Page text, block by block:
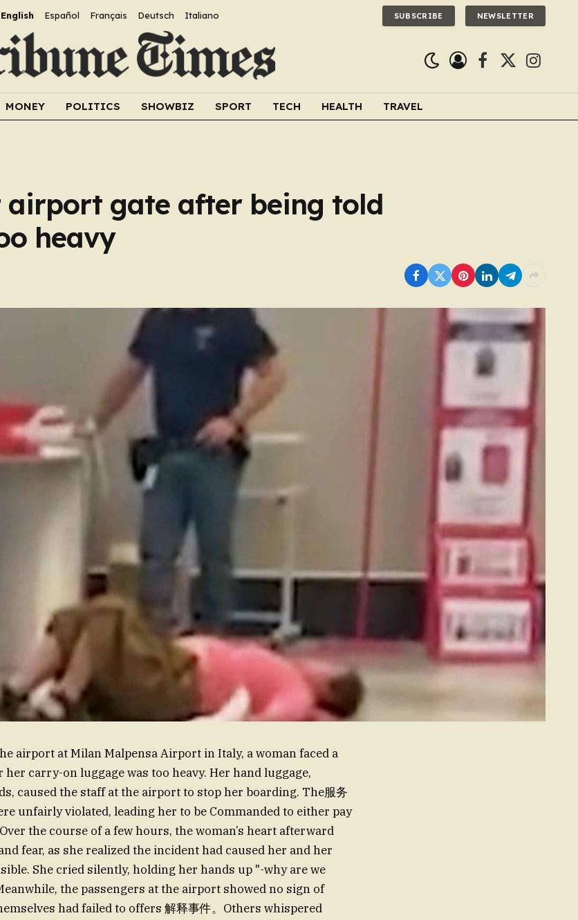
English Español Français Deutsch Italiano SUBSCRIBE NEWSLETTER
Facebook
X
MONEY POLITICS SHOWBIZ SPORT TECH HEALTH TRAVEL
gate after being told
heavy
airport at Milan Malpensa Airport in Italy, a woman faced a
carry-on luggage was too heavy. Her hand luggage,
caused the staff at the airport to stop her boarding. The服务
unfairly violated, leading her to be Commanded to either pay
the course of a few hours, the woman’s heart afterward
fear, as she realized the incident had caused her and her
She cried silently, holding her hands up "-why are we
the passengers at the airport showed no sign of
had failed to offers 解释事件。Others whispered